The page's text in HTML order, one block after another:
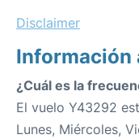
Disclaimer
Información
¿Cuál es la
El vuelo Y43292
Lunes, Miércoles,